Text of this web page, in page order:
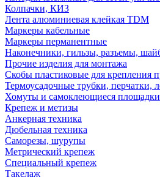
Колпачки, КИЗ
Лента алюминиевая клейкая TDM
Маркеры кабельные
Маркеры перманентные
Наконечники, гильзы, разъемы,
Прочие изделия для монтажа
Скобы пластиковые для крепления
Термоусадочные трубки, перчатки,
Хомуты и самоклеющиеся площадки
Крепеж и метизы
Анкерная техника
Дюбельная техника
Саморезы, шурупы
Метрический крепеж
Специальный крепеж
Такелаж